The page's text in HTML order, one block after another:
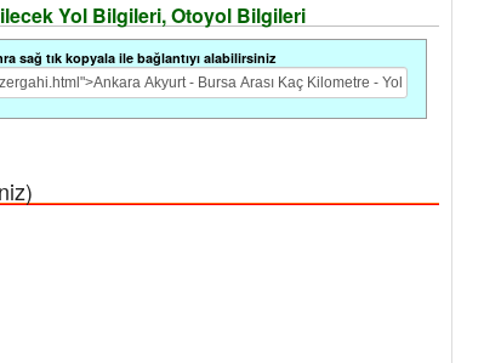
Yol Bilgileri, Otoyol Bilgileri
sağ tık kopyala ile bağlantıyı alabilirsiniz